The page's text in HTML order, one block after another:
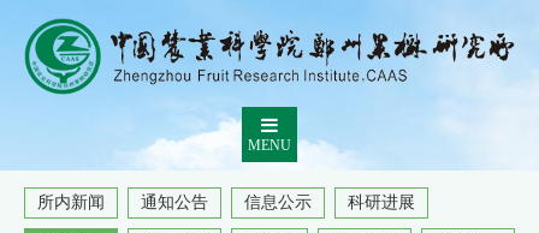
MENU
所内新闻 通知公告 信息公示 科研进展